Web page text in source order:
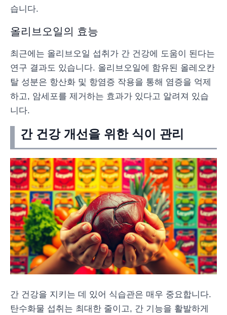
습니다.
올리브오일의 효능
최근에는 올리브오일 섭취가 간 건강에 도움이 된다는
연구 결과도 있습니다. 올리브오일에 함유된 올레오칸
탈 성분은 항산화 및 항염증 작용을 통해 염증을 억제
하고, 암세포를 제거하는 효과가 있다고 알려져 있습
니다.
간 건강 개선을 위한 식이 관리
간 건강을 지키는 데 있어 식습관은 매우 중요합니다.
탄수화물 섭취는 최대한 줄이고, 간 기능을 활발하게